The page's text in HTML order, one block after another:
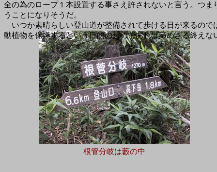
全の為のロープ１本設置する事さえ許されないと言う。つ
うことになりそうだ。
いつか素晴らしい登山道が整備されて歩ける日が来るので
動植物を保護するという目的のためであれば諦めざる終えな
根管分岐は藪の中